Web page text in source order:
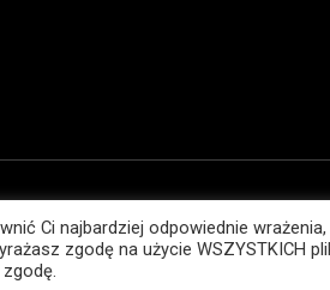
ochrona majątku,
Ci najbardziej odpowiednie
zgodę na użycie WSZYSTKICH